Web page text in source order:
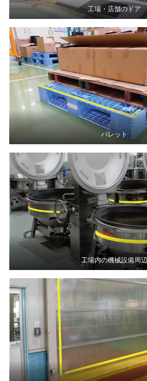
工場・店舗のドア
パレット
工場内の機械設備周辺